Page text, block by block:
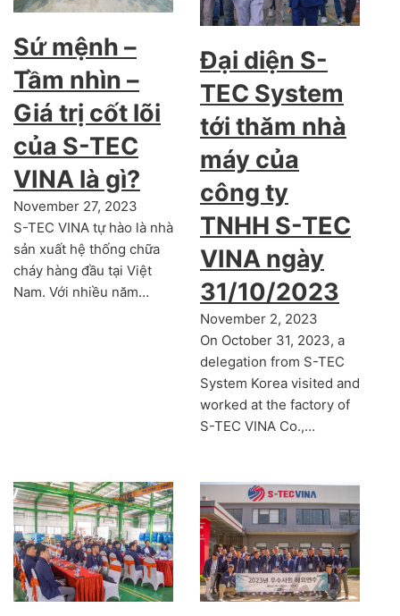
Sứ mệnh –
Tầm nhìn –
Giá trị cốt lõi
của S-TEC
VINA là gì?
November 27, 2023
S-TEC VINA tự hào là nhà
sản xuất hệ thống chữa
cháy hàng đầu tại Việt
Nam. Với nhiều năm…
Đại diện S-
TEC System
tới thăm nhà
máy của
công ty
TNHH S-TEC
VINA ngày
31/10/2023
November 2, 2023
On October 31, 2023, a
delegation from S-TEC
System Korea visited and
worked at the factory of
S-TEC VINA Co.,…